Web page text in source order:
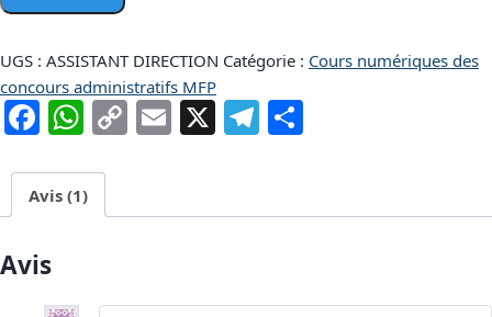
UGS : ASSISTANT DIRECTION Catégorie : Cours numériques des
concours administratifs MFP
Facebook
WhatsApp
CopyEmail
X Telegram
Avis (1)
Avis